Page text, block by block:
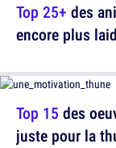
Top 15 des
juste pour la
Top 25+ des
encore plus